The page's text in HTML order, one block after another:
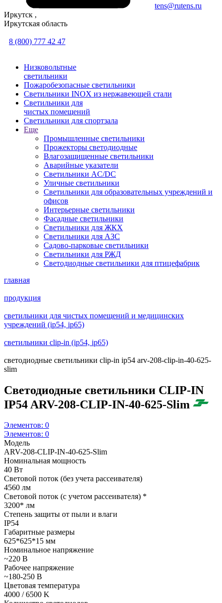
tens@rutens.ru
Иркутск ,
Иркутская область
8 (800) 777 42 47
Низковольтные
светильники
Пожаробезопасные светильники
Светильники INOX из нержавеющей стали
Светильники для
чистых помещений
Светильники для спортзала
Еще
Промышленные светильники
Прожекторы светодиодные
Влагозащищенные светильники
Аварийные указатели
Светильники AC/DC
Уличные светильники
Светильники для образовательных учреждений и
офисов
Интерьерные светильники
Фасадные светильники
Светильники для ЖКХ
Светильники для АЗС
Садово-парковые светильники
Светильники для РЖД
Светодиодные светильники для птицефабрик
главная
продукция
светильники для чистых помещений и медицинских
учреждений (ip54, ip65)
светильники clip-in (ip54, ip65)
светодиодные светильники clip-in ip54 arv-208-clip-in-40-625-
slim
Светодиодные светильники CLIP-IN
IP54 ARV-208-CLIP-IN-40-625-Slim
Элементов: 0
Элементов: 0
Модель
ARV-208-CLIP-IN-40-625-Slim
Номинальная мощность
40 Вт
Световой поток (без учета рассеивателя)
4560 лм
Световой поток (с учетом рассеивателя) *
3200* лм
Степень защиты от пыли и влаги
IP54
Габаритные размеры
625*625*15 мм
Номинальное напряжение
~220 В
Рабочее напряжение
~180-250 В
Цветовая температура
4000 / 6500 K